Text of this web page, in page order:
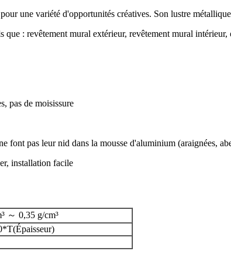
une variété d'opportunités créatives. Son lustre
: revêtement mural extérieur, revêtement mural intérieur,
pas de moisissure
font pas leur nid dans la mousse d'aluminium (araignées,
installation facile
～ 0,35 g/cm³